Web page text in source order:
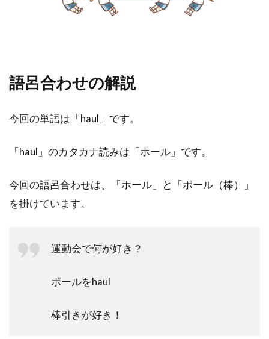
語呂合わせの解説
今回の単語は「haul」です。
「haul」のカタカナ読みは「ホール」です。
今回の語呂合わせは、「ホール」と「ポール（棒）」
を掛けています。
運動会で何が好き？
ポールをhaul
棒引きが好き！